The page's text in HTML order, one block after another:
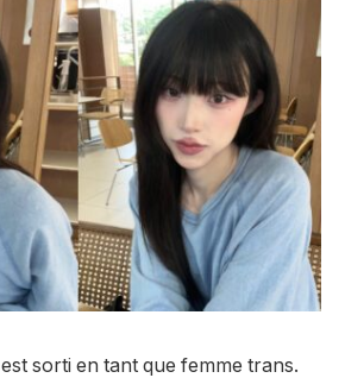
sorti en tant que femme trans.